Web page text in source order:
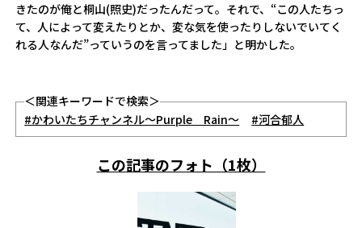
きたのが俺と桐山(照史)だったんだって。それで、“この人たちっ
て、人によって変えたりとか、変な気を使ったりしないでいてく
れる人なんだ”っていうのを言ってました」と明かした。
＜関連キーワードで検索＞
#かわいたちチャンネル～Purple Rain～
#河合郁人
この記事のフォト（1枚）